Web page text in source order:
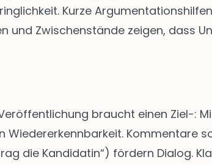
Kurze
und Zwischenstände zeigen, dass
braucht einen Ziel-:
Kommentare
die Kandidatin“) fördern Dialog.